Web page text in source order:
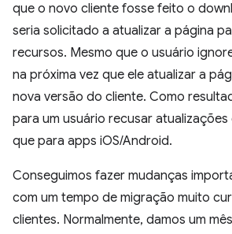
que o novo cliente fosse feito o
seria solicitado a atualizar a página
recursos. Mesmo que o usuário
na próxima vez que ele atualizar a
nova versão do cliente. Como
para um usuário recusar atualizações
que para apps iOS/Android.
Conseguimos fazer mudanças
com um tempo de migração muito
clientes. Normalmente, damos um